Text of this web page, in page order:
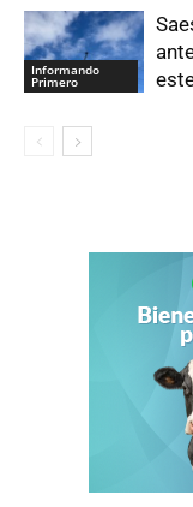
Informando
Primero